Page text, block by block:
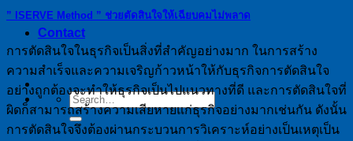
Contact
” ISERVE Method ” ช่วยตัดสินใจให้เฉียบคมไม่พลาด
การตัดสินใจในธุรกิจเป็นสิ่งที่สำคัญอย่างมาก ในการสร้าง
ความสำเร็จและความเจริญก้าวหน้าให้กับธุรกิจการตัดสินใจ
อย่างถูกต้องจะทำให้ธุรกิจเป็นไปแนวทางที่ดี และการตัดสินใจที่
ผิดก็สามารถสร้างความเสียหายแก่ธุรกิจอย่างมากเช่นกัน ดังนั้น
การตัดสินใจจึงต้องผ่านกระบวนการวิเคราะห์อย่างเป็นเหตุเป็น